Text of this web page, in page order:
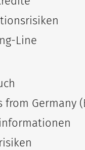
Line
from Germany